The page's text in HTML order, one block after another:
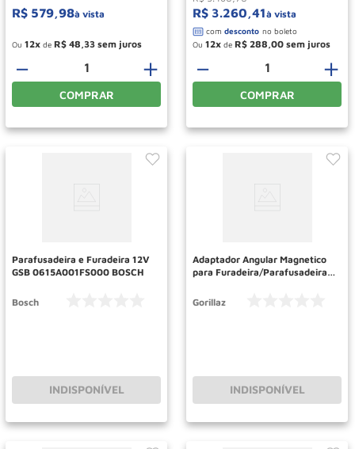
R$ 579,98à vista
Ou 12 de R$ 48 33
＋
－
COMPRAR
R$ 3.260,41à vista
Ou 12 de R$ 288 00
＋
－
COMPRAR
Parafusadeira e Furadeira 12V
GSB 0615A001FS000 BOSCH
Bosch
INDISPONÍVEL
Adaptador Angular Magnetico
para Furadeira/Parafusadeira
Gorillaz
INDISPONÍVEL